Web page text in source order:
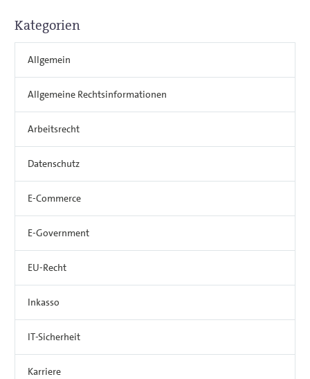
Kategorien
Allgemein
Allgemeine Rechtsinformationen
Arbeitsrecht
Datenschutz
E-Commerce
E-Government
EU-Recht
Inkasso
IT-Sicherheit
Karriere